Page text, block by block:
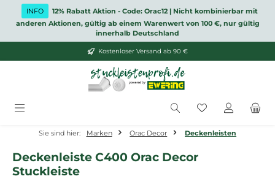
Zum Hauptinhalt springen
INFO
12% Rabatt Aktion - Code: Orac12 | Nicht kombinierbar mit
anderen Aktionen, gültig ab einem Warenwert von 100 €, nur gültig
innerhalb Deutschland
Kostenloser Versand ab 90 €
Du hast 0
Sie sind hier: Marken Orac Decor Deckenleisten
Deckenleiste C400 Orac Decor
Stuckleiste